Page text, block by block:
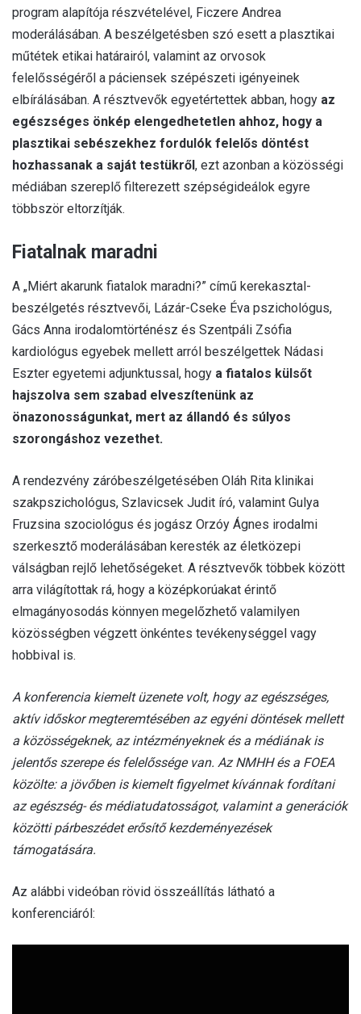
program alapítója részvételével, Ficzere Andrea
moderálásában. A beszélgetésben szó esett a plasztikai
műtétek etikai határairól, valamint az orvosok
felelősségéről a páciensek szépészeti igényeinek
elbírálásában. A résztvevők egyetértettek abban, hogy az
egészséges önkép elengedhetetlen ahhoz, hogy a
plasztikai sebészekhez fordulók felelős döntést
hozhassanak a saját testükről , ezt azonban a közösségi
médiában szereplő filterezett szépségideálok egyre
többször eltorzítják.
Fiatalnak maradni
A „Miért akarunk fiatalok maradni?” című kerekasztal-
beszélgetés résztvevői, Lázár-Cseke Éva pszichológus,
Gács Anna irodalomtörténész és Szentpáli Zsófia
kardiológus egyebek mellett arról beszélgettek Nádasi
Eszter egyetemi adjunktussal, hogy a fiatalos külsőt
hajszolva sem szabad elveszítenünk az
önazonosságunkat, mert az állandó és súlyos
szorongáshoz vezethet.
A rendezvény záróbeszélgetésében Oláh Rita klinikai
szakpszichológus, Szlavicsek Judit író, valamint Gulya
Fruzsina szociológus és jogász Orzóy Ágnes irodalmi
szerkesztő moderálásában keresték az életközepi
válságban rejlő lehetőségeket. A résztvevők többek között
arra világítottak rá, hogy a középkorúakat érintő
elmagányosodás könnyen megelőzhető valamilyen
közösségben végzett önkéntes tevékenységgel vagy
hobbival is.
A konferencia kiemelt üzenete volt, hogy az egészséges,
aktív időskor megteremtésében az egyéni döntések mellett
a közösségeknek, az intézményeknek és a médiának is
jelentős szerepe és felelőssége van. Az NMHH és a FOEA
közölte: a jövőben is kiemelt figyelmet kívánnak fordítani
az egészség- és médiatudatosságot, valamint a generációk
közötti párbeszédet erősítő kezdeményezések
támogatására.
Az alábbi videóban rövid összeállítás látható a
konferenciáról: